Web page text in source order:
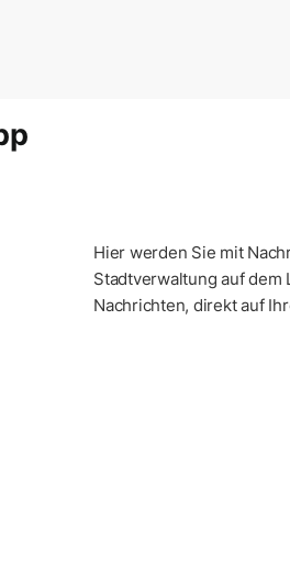
Hier werden Sie mit
Stadtverwaltung auf dem
Nachrichten, direkt auf